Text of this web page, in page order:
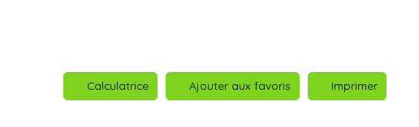
Calculatrice Ajouter aux favoris Imprimer